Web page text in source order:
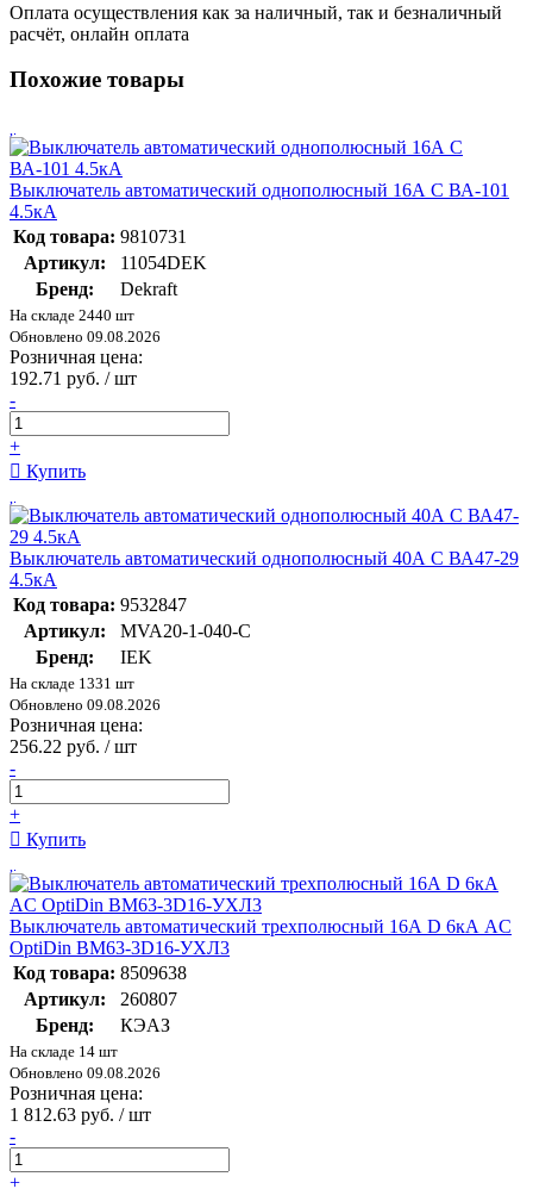
Оплата осуществления как за наличный, так и безналичный
расчёт, онлайн оплата
Похожие товары
Выключатель автоматический однополюсный 16А С ВА-101
4.5кА
Код товара: 9810731
Артикул:
11054DEK
Бренд:
Dekraft
На складе 2440 шт
Обновлено 09.08.2026
Розничная цена:
192.71 руб. / шт
-
+
Купить
Выключатель автоматический однополюсный 40А C ВА47-29
4.5кА
Код товара: 9532847
Артикул:
MVA20-1-040-C
Бренд:
IEK
На складе 1331 шт
Обновлено 09.08.2026
Розничная цена:
256.22 руб. / шт
-
+
Купить
Выключатель автоматический трехполюсный 16А D 6кА AC
OptiDin BM63-3D16-УХЛ3
Код товара: 8509638
Артикул:
260807
Бренд:
КЭАЗ
На складе 14 шт
Обновлено 09.08.2026
Розничная цена:
1 812.63 руб. / шт
-
+